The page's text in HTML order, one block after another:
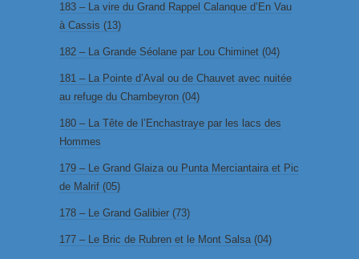
183 – La vire du Grand Rappel Calanque d’En Vau
à Cassis (13)
182 – La Grande Séolane par Lou Chiminet (04)
181 – La Pointe d’Aval ou de Chauvet avec nuitée
au refuge du Chambeyron (04)
180 – La Tête de l’Enchastraye par les lacs des
Hommes
179 – Le Grand Glaiza ou Punta Merciantaira et Pic
de Malrif (05)
178 – Le Grand Galibier (73)
177 – Le Bric de Rubren et le Mont Salsa (04)